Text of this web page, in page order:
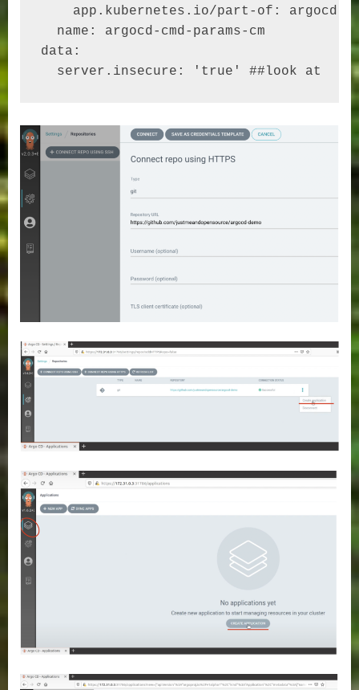
    app.kubernetes.io/part-of: argocd
  name: argocd-cmd-params-cm
data:
  server.insecure: 'true' ##look at